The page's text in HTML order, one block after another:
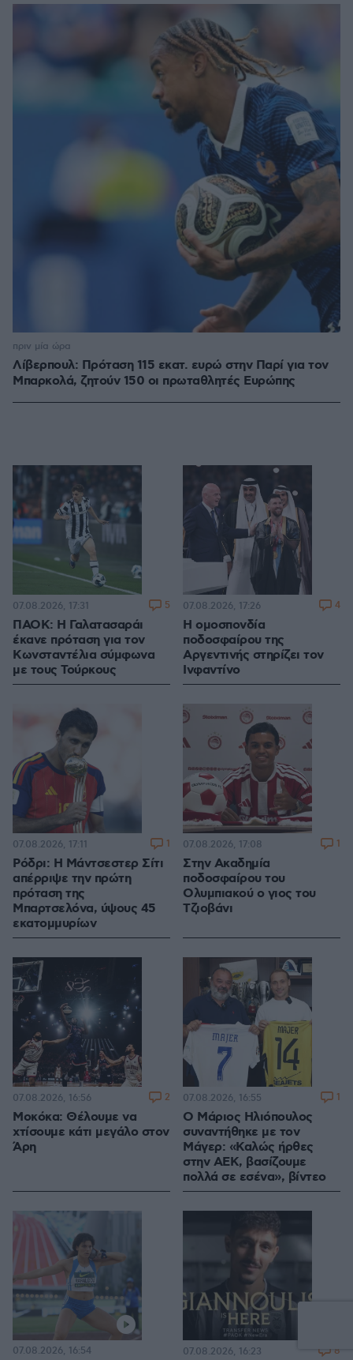
Λίβερπουλ: Πρόταση 115 εκατ. ευρώ στην Παρί για τον
Μπαρκολά, ζητούν 150 οι πρωταθλητές Ευρώπης
πριν μία ώρα
ΠΑΟΚ: Η Γαλατασαράι
έκανε πρόταση για τον
Κωνσταντέλια σύμφωνα
με τους Τούρκους
07.08.2026, 17:31 5
Η ομοσπονδία
ποδοσφαίρου της
Αργεντινής στηρίζει τον
Ινφαντίνο
07.08.2026, 17:26 4
Ρόδρι: Η Μάντσεστερ Σίτι
απέρριψε την πρώτη
πρόταση της
Μπαρτσελόνα, ύψους 45
εκατομμυρίων
07.08.2026, 17:11 1
Στην Ακαδημία
ποδοσφαίρου του
Ολυμπιακού ο γιος του
Τζιοβάνι
07.08.2026, 17:08 1
Μοκόκα: Θέλουμε να
χτίσουμε κάτι μεγάλο στον
Άρη
07.08.2026, 16:56 2
Ο Μάριος Ηλιόπουλος
συναντήθηκε με τον
Μάγερ: «Καλώς ήρθες
στην ΑΕΚ, βασίζουμε
πολλά σε εσένα», βίντεο
07.08.2026, 16:55 1
07.08.2026, 16:54 07.08.2026, 16:23 8